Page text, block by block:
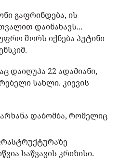
გაფრინდება, ის
დაინახავს...
შორს იქნება პუტინი
დაიღუპა 22 ადამიანი,
სახლი. კიევის
დაბომბა, რომელიც
საწვავის კრიზისი.